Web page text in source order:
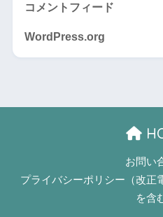
コメントフィード
WordPress.org
お問い
プライバシーポリシー（改正
を含